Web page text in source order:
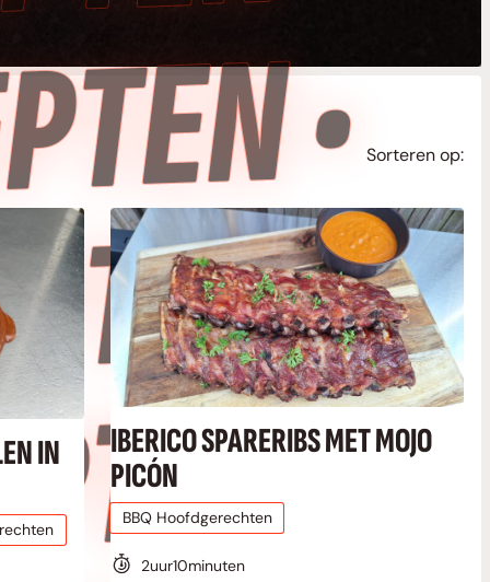
Sorteren op:
IN
IBERICO SPARERIBS MET MOJO
PICÓN
BBQ Hoofdgerechten
2uur10minuten